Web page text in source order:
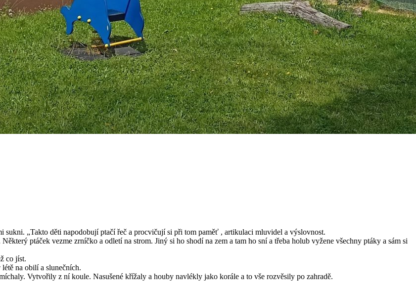
sukni. „Takto děti napodobují ptačí řeč a procvičují si při tom paměť , artikulaci mluvidel a výslovnost.
ptáček vezme zrníčko a odletí na strom. Jiný si ho shodí na zem a tam ho sní a třeba holub vyžene všechny ptáky a sám si
co jíst.
na obilí a slunečních.
Vytvořily z ní koule. Nasušené křížaly a houby navlékly jako korále a to vše rozvěsily po zahradě.